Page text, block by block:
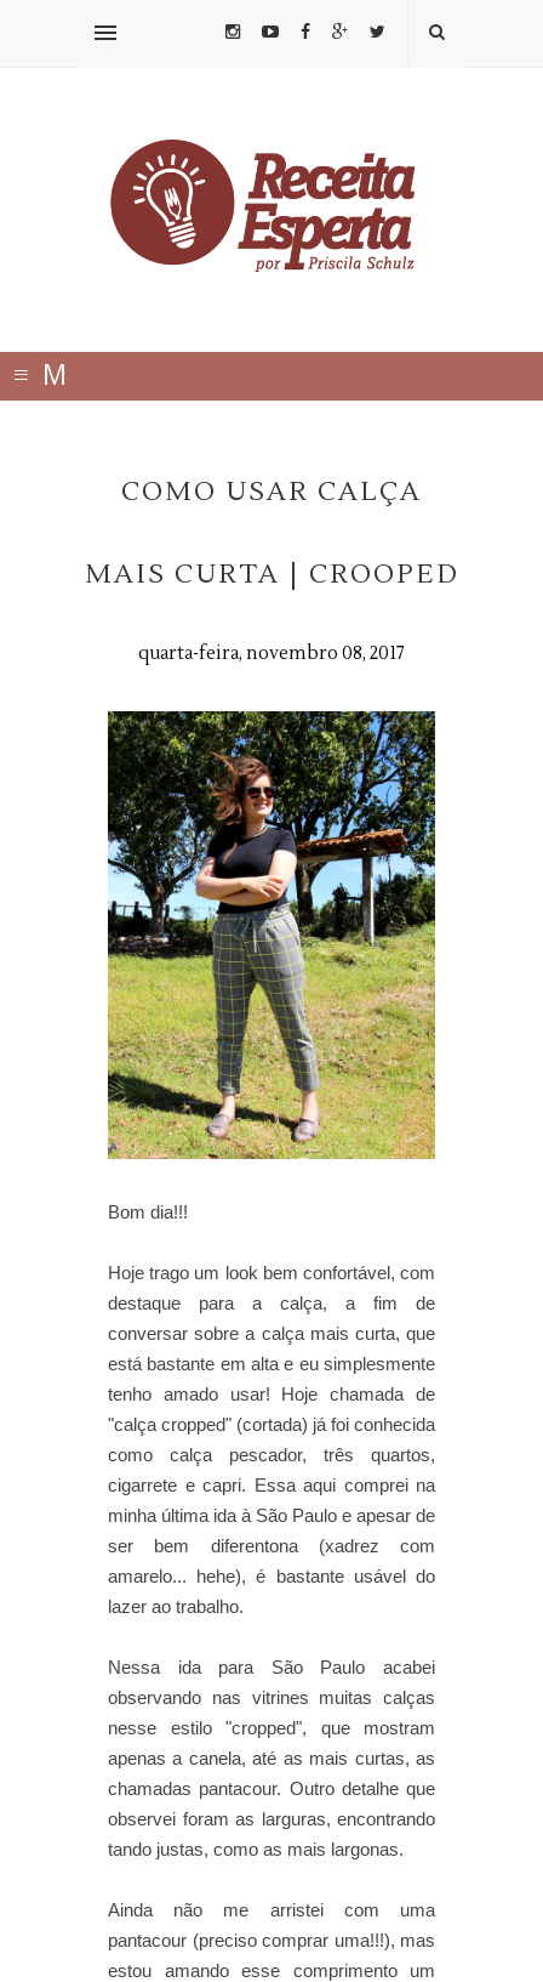
≡ M
COMO USAR CALÇA
MAIS CURTA | CROOPED
quarta-feira, novembro 08, 2017
Bom dia!!!
Hoje trago um look bem confortável, com
destaque para a calça, a fim de
conversar sobre a calça mais curta, que
está bastante em alta e eu simplesmente
tenho amado usar! Hoje chamada de
"calça cropped" (cortada) já foi conhecida
como calça pescador, três quartos,
cigarrete e capri. Essa aqui comprei na
minha última ida à São Paulo e apesar de
ser bem diferentona (xadrez com
amarelo... hehe), é bastante usável do
lazer ao trabalho.
Nessa ida para São Paulo acabei
observando nas vitrines muitas calças
nesse estilo "cropped", que mostram
apenas a canela, até as mais curtas, as
chamadas pantacour. Outro detalhe que
observei foram as larguras, encontrando
tando justas, como as mais largonas.
Ainda não me arristei com uma
pantacour (preciso comprar uma!!!), mas
estou amando esse comprimento um